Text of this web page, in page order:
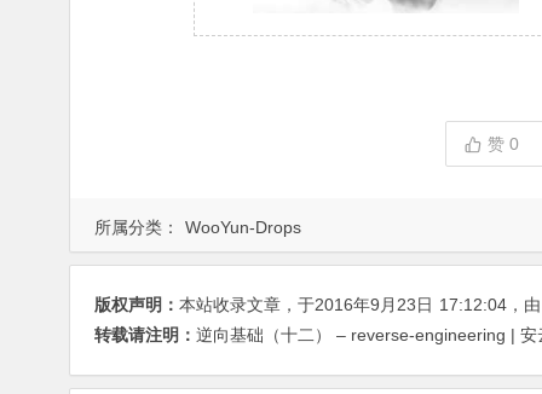
所属分类： WooYun-Drops
赞0
版权声明： 本站收录文章，于2016年9月23日 17:12:04 ，
转载请注明： 逆向基础（十二） – reverse-engineering | 安